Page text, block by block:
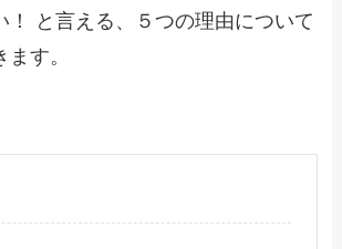
！ と言える、５つの理由について
す。